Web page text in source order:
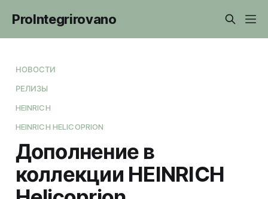
ProIntegrirovano
НОВОСТИ
РЕЛИЗЫ
HEINRICH
HEINRICH HELICOPRION
Дополнение в
коллекции HEINRICH